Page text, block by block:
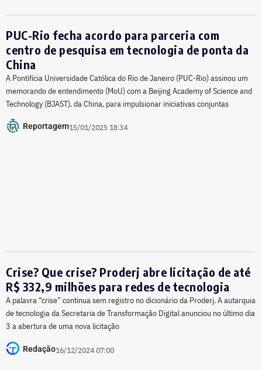
PUC-Rio fecha acordo para parceria com
centro de pesquisa em tecnologia de ponta da
China
A Pontifícia Universidade Católica do Rio de Janeiro (PUC-Rio) assinou um
memorando de entendimento (MoU) com a Beijing Academy of Science and
Technology (BJAST), da China, para impulsionar iniciativas conjuntas
Reportagem15/01/2025 18:34
Crise? Que crise? Proderj abre licitação de até
R$ 332,9 milhões para redes de tecnologia
A palavra “crise” continua sem registro no dicionário da Proderj. A autarquia
de tecnologia da Secretaria de Transformação Digital anunciou no último dia
3 a abertura de uma nova licitação
Redação16/12/2024 07:00